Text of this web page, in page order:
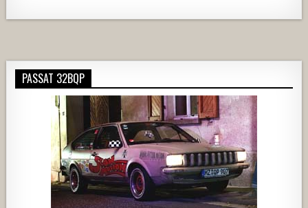
PASSAT 32BQP